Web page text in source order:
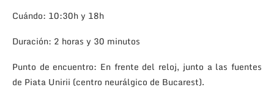
Cuándo: 10:30h y 18h
Duración: 2 horas y 30 minutos
Punto de encuentro: En frente del reloj, junto a las fuentes
de Piata Unirii (centro neurálgico de Bucarest).